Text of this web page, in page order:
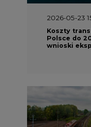
wnioski